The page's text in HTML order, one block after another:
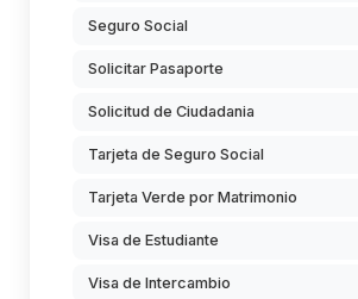
Seguro Social
Solicitar Pasaporte
Solicitud de Ciudadania
Tarjeta de Seguro Social
Tarjeta Verde por Matrimonio
Visa de Estudiante
Visa de Intercambio